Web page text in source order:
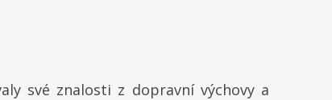
své znalosti z dopravní výchovy a